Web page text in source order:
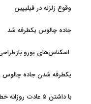
وقوع زلزله در فیلیپین
جاده چالوس یکطرفه شد
اسکناس‌های یورو
یکطرفه شدن جاده چالوس و
با داشتن ۵ عادت روزانه خطر سکته مغزی را از خود دور کنید